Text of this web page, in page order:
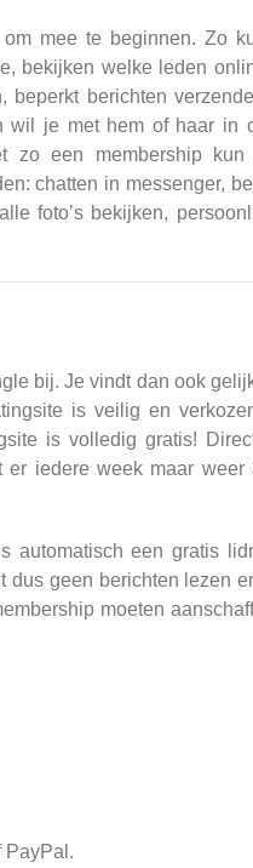
mee te beginnen. Zo
bekijken welke leden
berichten
je met hem of haar in
zo een membership
chatten in messenger,
foto’s bekijken,
bij. Je vindt dan ook
is veilig en
is volledig gratis!
iedere week maar weer
een gratis
geen berichten lezen
moeten
PayPal.